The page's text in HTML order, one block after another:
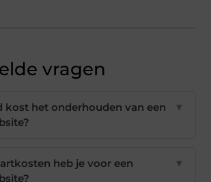
vragen
kost het onderhouden van een
▼
heb je voor een
▼